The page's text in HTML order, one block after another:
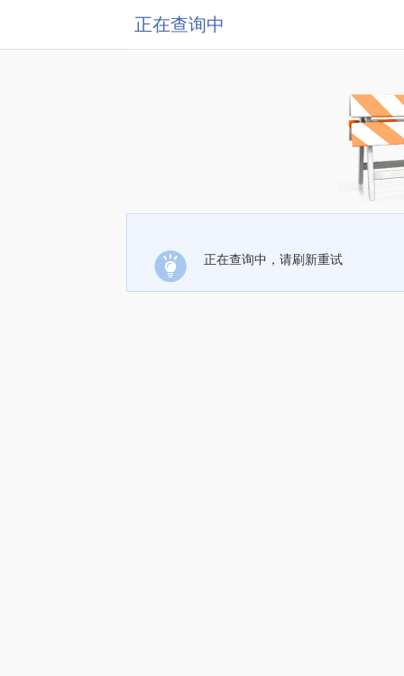
正在查询中
正在查询中，请刷新重试